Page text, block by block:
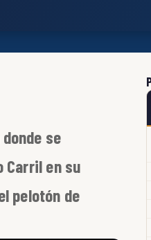
se
Carril en su
pelotón de